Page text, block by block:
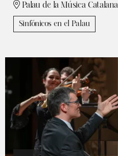
Palau de la Música Catalana
Sinfónicos en el Palau